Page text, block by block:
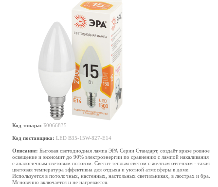
Код товара: Б0066835
Код поставщика: LED B35-15W-827-E14
Описание: Бытовая светодиодная лампа ЭРА Серии Стандарт, создаёт яркое ровное
освещение и экономит до 90% электроэнергии по сравнению с лампой накаливания
с аналогичным световым потоком. Светит теплым светом с жёлтым оттенком - такая
цветовая температура эффективна для отдыха и уютной атмосферы в доме.
Используется в потолочных, настенных, настольных светильниках, в люстрах и бра.
Мгновенно включается и не нагревается.